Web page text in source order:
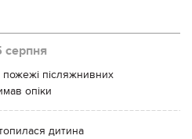
серпня
пожежі післяжнивних
опіки
дитина